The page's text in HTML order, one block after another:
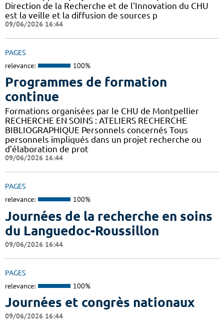
Direction de la Recherche et de l'Innovation du CHU
est la veille et la diffusion de sources p
09/06/2026 16:44
PAGES
relevance: 100%
Programmes de formation
continue
Formations organisées par le CHU de Montpellier
RECHERCHE EN SOINS : ATELIERS RECHERCHE
BIBLIOGRAPHIQUE Personnels concernés Tous
personnels impliqués dans un projet recherche ou
d’élaboration de prot
09/06/2026 16:44
PAGES
relevance: 100%
Journées de la recherche en soins
du Languedoc-Roussillon
09/06/2026 16:44
PAGES
relevance: 100%
Journées et congrès nationaux
09/06/2026 16:44